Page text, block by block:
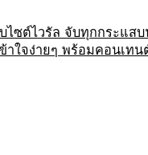
ไซต์ไวรัล จับทุกกระแส
ใจง่ายๆ พร้อมคอนเทน